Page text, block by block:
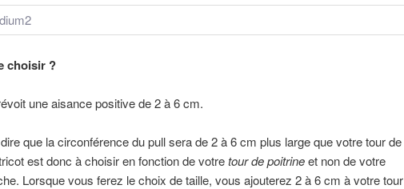
choisir ?
une aisance positive de 2 à 6 cm.
que la circonférence du pull sera de 2 à 6 cm plus large que votre tour de
est donc à choisir en fonction de votretour de poitrineet non de votre
Lorsque vous ferez le choix de taille, vous ajouterez 2 à 6 cm à votre tour